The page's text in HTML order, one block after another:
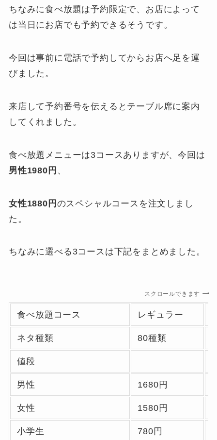
ちなみに食べ放題は予約限定で、お店によって
は当日にお店でも予約できるそうです。
今回は事前に電話で予約してからお店へ足を運
びました。
来店して予約番号を伝えるとテーブル席に案内
してくれました。
食べ放題メニューは3コースありますが、今回は
男性1980円 、
女性1880円 のスペシャルコースを注文しまし
た。
ちなみに選べる3コースは下記をまとめました。
スクロールできます
食べ放題コース レギュラー
ネタ種類 80種類
値段
男性 1680円
女性 1580円
小学生 780円